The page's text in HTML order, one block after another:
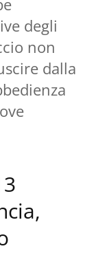
degli
non
dalla